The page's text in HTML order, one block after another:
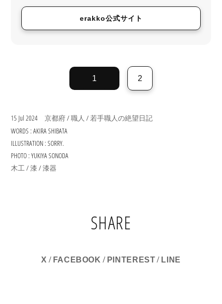
erakko公式サイト
1 2
15 Jul 2024 京都府/職人 /若手職人の絶望日記
WORDS : AKIRA SHIBATA
ILLUSTRATION : SORRY.
PHOTO : YUKIYA SONODA
木工 /漆 /漆器
SHARE
X / FACEBOOK / PINTEREST/ LINE